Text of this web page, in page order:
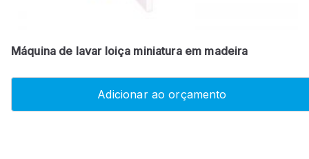
Máquina de lavar loiça miniatura em madeira
Adicionar ao orçamento